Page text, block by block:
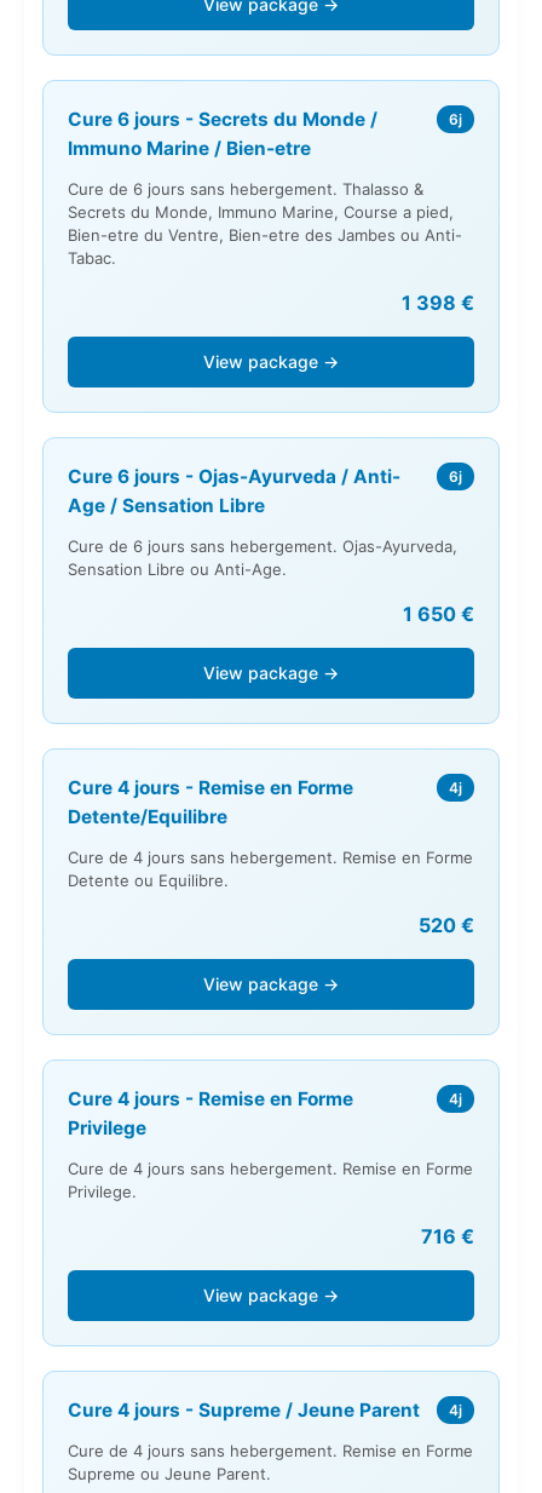
Cure 6 jours - Secrets du Monde /
Immuno Marine / Bien-etre
6j
Cure de 6 jours sans hebergement. Thalasso &
Secrets du Monde, Immuno Marine, Course a pied,
Bien-etre du Ventre, Bien-etre des Jambes ou Anti-
Tabac.
1 398 €
View package →
Cure 6 jours - Ojas-Ayurveda / Anti-
Age / Sensation Libre
6j
Cure de 6 jours sans hebergement. Ojas-Ayurveda,
Sensation Libre ou Anti-Age.
1 650 €
View package →
Cure 4 jours - Remise en Forme
Detente/Equilibre
4j
Cure de 4 jours sans hebergement. Remise en Forme
Detente ou Equilibre.
520 €
View package →
Cure 4 jours - Remise en Forme
Privilege
4j
Cure de 4 jours sans hebergement. Remise en Forme
Privilege.
716 €
View package →
Cure 4 jours - Supreme / Jeune Parent 4j
Cure de 4 jours sans hebergement. Remise en Forme
Supreme ou Jeune Parent.